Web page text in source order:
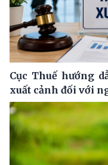
Cục Thuế hướng
xuất cảnh đối với